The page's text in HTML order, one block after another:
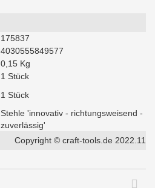
175837
4030555849577
0,15 Kg
1 Stück
1 Stück
Stehle 'innovativ - richtungsweisend -
zuverlässig'
Copyright © craft-tools.de 2022.11